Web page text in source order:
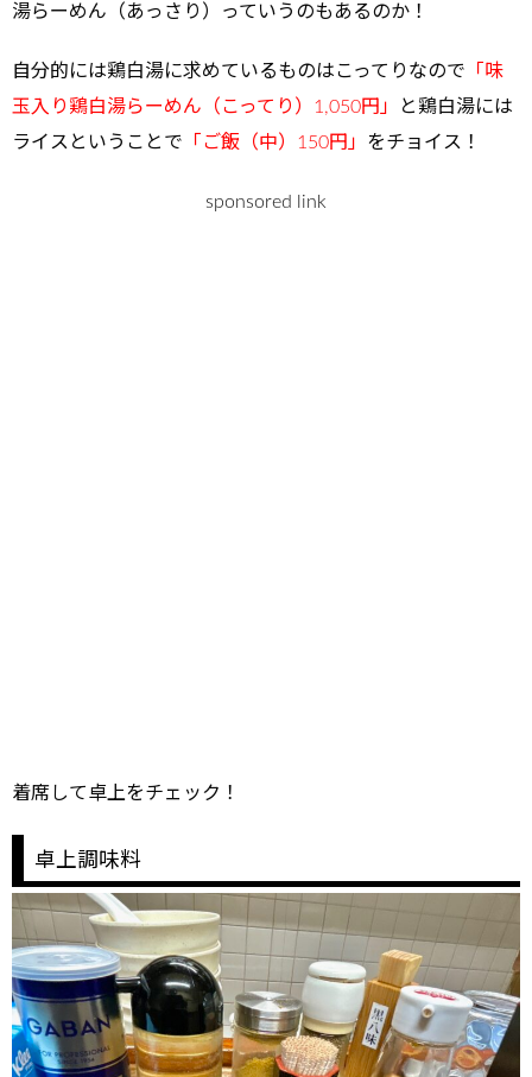
湯らーめん（あっさり）っていうのもあるのか！
自分的には鶏白湯に求めているものはこってりなので 「味
玉入り鶏白湯らーめん（こってり）1,050円」
と鶏白湯には
ライスということで 「ご飯（中）150円」 をチョイス！
sponsored link
着席して卓上をチェック！
卓上調味料